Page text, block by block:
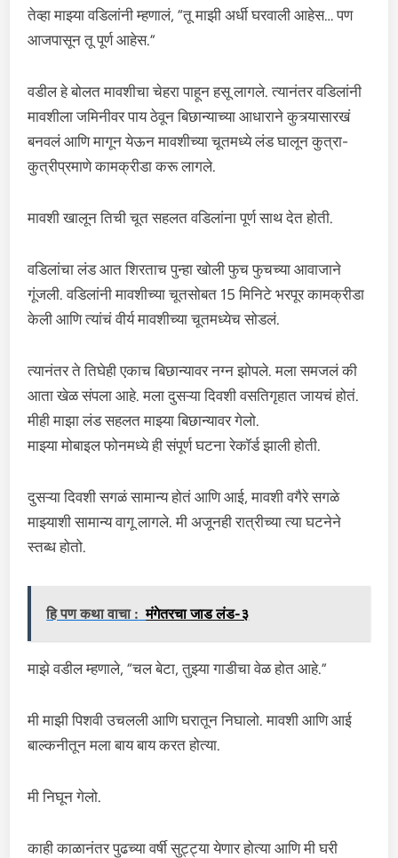
तेव्हा माझ्या वडिलांनी म्हणालं, “तू माझी अर्धी घरवाली आहेस… पण
आजपासून तू पूर्ण आहेस.”
वडील हे बोलत मावशीचा चेहरा पाहून हसू लागले. त्यानंतर वडिलांनी
मावशीला जमिनीवर पाय ठेवून बिछान्याच्या आधाराने कुत्र्यासारखं
बनवलं आणि मागून येऊन मावशीच्या चूतमध्ये लंड घालून कुत्रा-
कुत्रीप्रमाणे कामक्रीडा करू लागले.
मावशी खालून तिची चूत सहलत वडिलांना पूर्ण साथ देत होती.
वडिलांचा लंड आत शिरताच पुन्हा खोली फुच फुचच्या आवाजाने
गूंजली. वडिलांनी मावशीच्या चूतसोबत 15 मिनिटे भरपूर कामक्रीडा
केली आणि त्यांचं वीर्य मावशीच्या चूतमध्येच सोडलं.
त्यानंतर ते तिघेही एकाच बिछान्यावर नग्न झोपले. मला समजलं की
आता खेळ संपला आहे. मला दुसऱ्या दिवशी वसतिगृहात जायचं होतं.
मीही माझा लंड सहलत माझ्या बिछान्यावर गेलो.
माझ्या मोबाइल फोनमध्ये ही संपूर्ण घटना रेकॉर्ड झाली होती.
दुसऱ्या दिवशी सगळं सामान्य होतं आणि आई, मावशी वगैरे सगळे
माझ्याशी सामान्य वागू लागले. मी अजूनही रात्रीच्या त्या घटनेने
स्तब्ध होतो.
हि पण कथा वाचा : मंगेतरचा जाड लंड-३
माझे वडील म्हणाले, “चल बेटा, तुझ्या गाडीचा वेळ होत आहे.”
मी माझी पिशवी उचलली आणि घरातून निघालो. मावशी आणि आई
बाल्कनीतून मला बाय बाय करत होत्या.
मी निघून गेलो.
काही काळानंतर पुढच्या वर्षी सुट्ट्या येणार होत्या आणि मी घरी